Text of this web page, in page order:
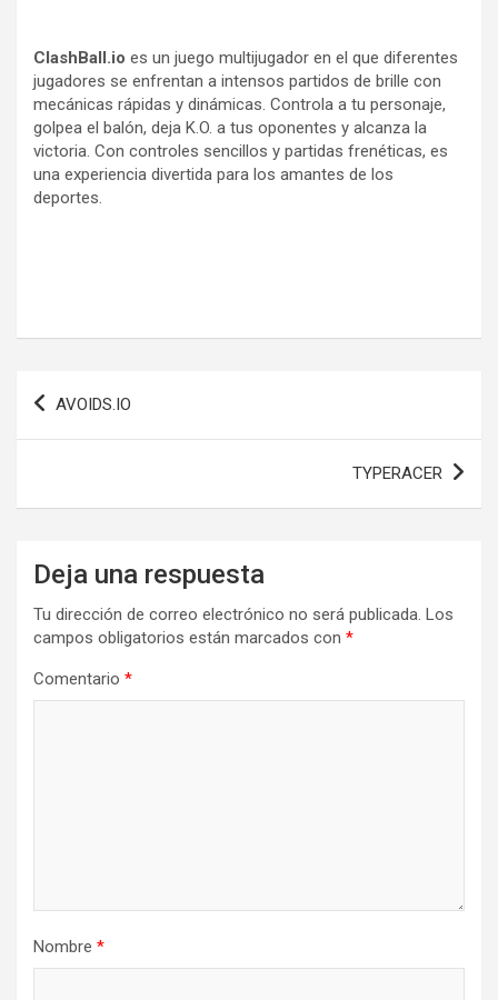
ClashBall.io es un juego multijugador en el que diferentes
jugadores se enfrentan a intensos partidos de brille con
mecánicas rápidas y dinámicas. Controla a tu personaje,
golpea el balón, deja K.O. a tus oponentes y alcanza la
victoria. Con controles sencillos y partidas frenéticas, es
una experiencia divertida para los amantes de los
deportes.
Navegación
AVOIDS.IO
TYPERACER
Deja una respuesta
Tu dirección de correo electrónico no será publicada. Los
campos obligatorios están marcados con *
Comentario *
Nombre *